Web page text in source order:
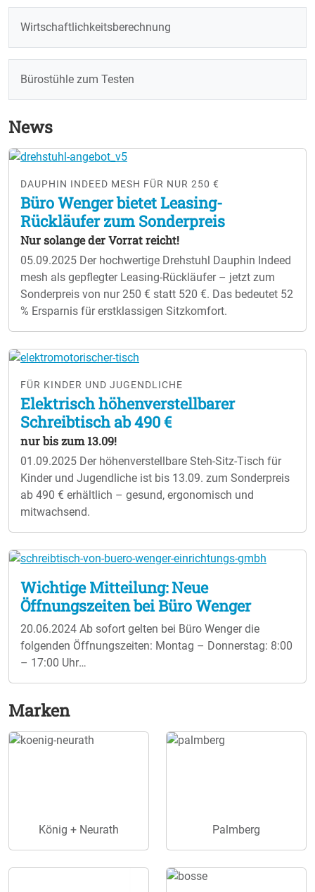
Wirtschaftlichkeitsberechnung
Bürostühle zum Testen
News
DAUPHIN INDEED MESH FÜR NUR 250 €
Büro Wenger bietet Leasing-
Rückläufer zum Sonderpreis
Nur solange der Vorrat reicht!
05.09.2025 Der hochwertige Drehstuhl Dauphin Indeed
mesh als gepflegter Leasing-Rückläufer – jetzt zum
Sonderpreis von nur 250 € statt 520 €. Das bedeutet 52
% Ersparnis für erstklassigen Sitzkomfort.
FÜR KINDER UND JUGENDLICHE
Elektrisch höhenverstellbarer
Schreibtisch ab 490 €
nur bis zum 13.09!
01.09.2025 Der höhenverstellbare Steh-Sitz-Tisch für
Kinder und Jugendliche ist bis 13.09. zum Sonderpreis
ab 490 € erhältlich – gesund, ergonomisch und
mitwachsend.
Wichtige Mitteilung: Neue
Öffnungszeiten bei Büro Wenger
20.06.2024 Ab sofort gelten bei Büro Wenger die
folgenden Öffnungszeiten: Montag – Donnerstag: 8:00
– 17:00 Uhr
Freitag: 8:00 – 14:00 Uhr Ihr Team von Büro Wenger
Marken
König + Neurath Palmberg